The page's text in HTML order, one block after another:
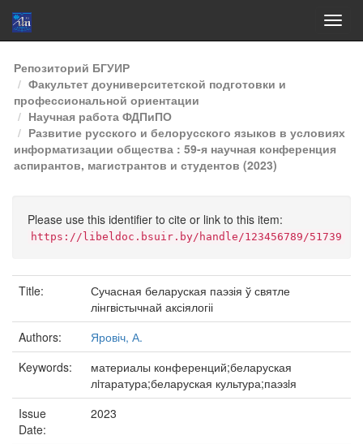
Skip
navigation
Репозиторий БГУИР
Факультет доуниверситетской подготовки и
профессиональной ориентации
Научная работа ФДПиПО
Развитие русского и белорусского языков в условиях
информатизации общества : 59-я научная конференция
аспирантов, магистрантов и студентов (2023)
Please use this identifier to cite or link to this item:
https://libeldoc.bsuir.by/handle/123456789/51739
Title:
Сучасная беларуская паэзія ў святле
лінгвістычнай аксіялогіі
Authors:
Яровіч, А.
Keywords:
материалы конференций;беларуская
лiтаратура;беларуская культура;паэзiя
Issue
Date:
2023